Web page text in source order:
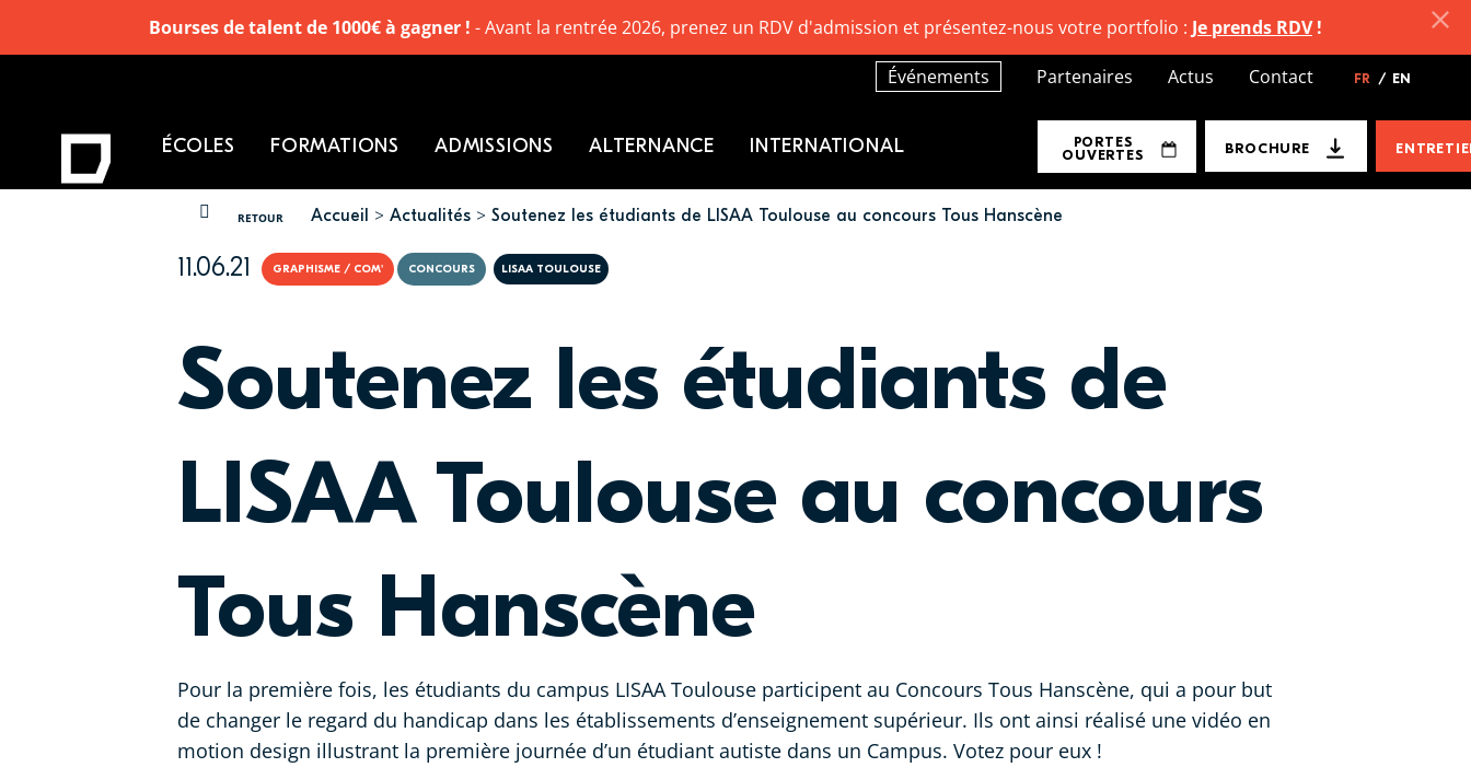
RETOUR
VOUS ÊTES ICI Accueil Actualités Soutenez les étudiants de LISAA Toulouse au concours Tous Hanscène
11.06.21 GRAPHISME / COM' CONCOURS LISAA TOULOUSE
Soutenez les étudiants de
LISAA Toulouse au concours
Tous Hanscène
Pour la première fois, les étudiants du campus LISAA Toulouse participent au Concours Tous Hanscène, qui a pour but
de changer le regard du handicap dans les établissements d’enseignement supérieur. Ils ont ainsi réalisé une vidéo en
motion design illustrant la première journée d’un étudiant autiste dans un Campus. Votez pour eux !
Événements Partenaires Actus Contact FR / EN
PORTES
OUVERTES
BROCHURE
ÉCOLES FORMATIONS ADMISSIONS ALTERNANCE INTERNATIONAL
Bourses de talent de 1000€ à gagner ! - Avant la rentrée 2026, prenez un RDV d'admission et présentez-nous votre portfolio : Je prends RDV!